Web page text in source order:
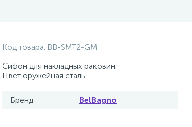
Код товара: BB-SMT2-GM
Сифон для накладных раковин.
Цвет оружейная сталь.
Бренд BelBagno